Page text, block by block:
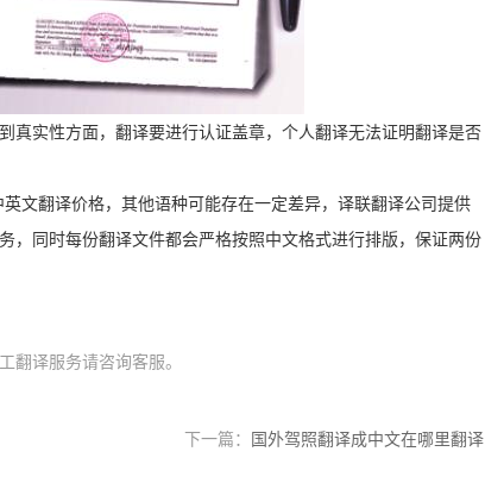
真实性方面，翻译要进行认证盖章，个人翻译无法证明翻译是否
文翻译价格，其他语种可能存在一定差异，译联翻译公司提供
，同时每份翻译文件都会严格按照中文格式进行排版，保证两份
译服务请咨询客服。
下一篇： 国外驾照翻译成中文在哪里翻译